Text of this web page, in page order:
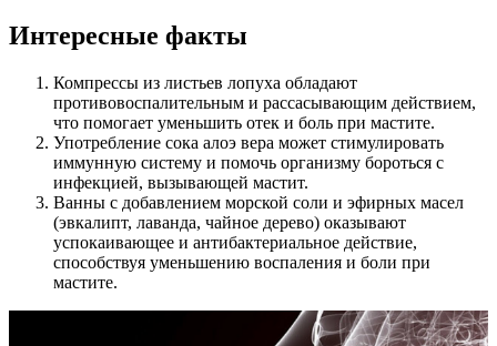
Интересные факты
Компрессы из листьев лопуха обладают
противовоспалительным и рассасывающим действием,
что помогает уменьшить отек и боль при мастите.
Употребление сока алоэ вера может стимулировать
иммунную систему и помочь организму бороться с
инфекцией, вызывающей мастит.
Ванны с добавлением морской соли и эфирных масел
(эвкалипт, лаванда, чайное дерево) оказывают
успокаивающее и антибактериальное действие,
способствуя уменьшению воспаления и боли при
мастите.